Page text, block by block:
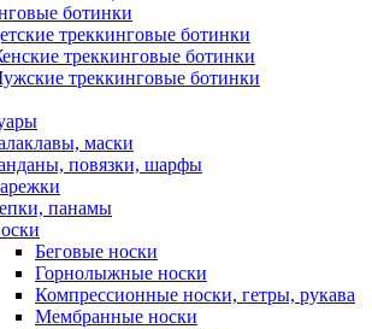
ботинки
треккинговые ботинки
треккинговые ботинки
треккинговые ботинки
маски
повязки, шарфы
панамы
Беговые носки
Горнолыжные носки
Компрессионные носки, гетры, рукава
Мембранные носки